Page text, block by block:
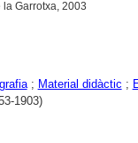
Garrotxa, 2003
; Material didàctic ;
1903)